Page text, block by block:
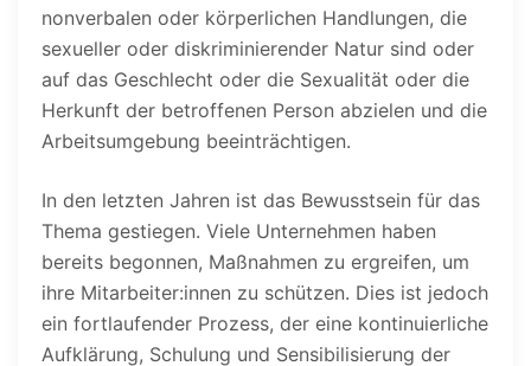
nonverbalen oder körperlichen Handlungen, die
sexueller oder diskriminierender Natur sind oder
auf das Geschlecht oder die Sexualität oder die
Herkunft der betroffenen Person abzielen und die
Arbeitsumgebung beeinträchtigen.
In den letzten Jahren ist das Bewusstsein für das
Thema gestiegen. Viele Unternehmen haben
bereits begonnen, Maßnahmen zu ergreifen, um
ihre Mitarbeiter:innen zu schützen. Dies ist jedoch
ein fortlaufender Prozess, der eine kontinuierliche
Aufklärung, Schulung und Sensibilisierung der